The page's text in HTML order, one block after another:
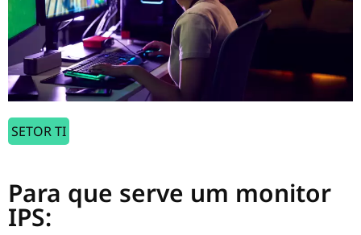
SETOR TI
Para que serve um monitor
IPS: